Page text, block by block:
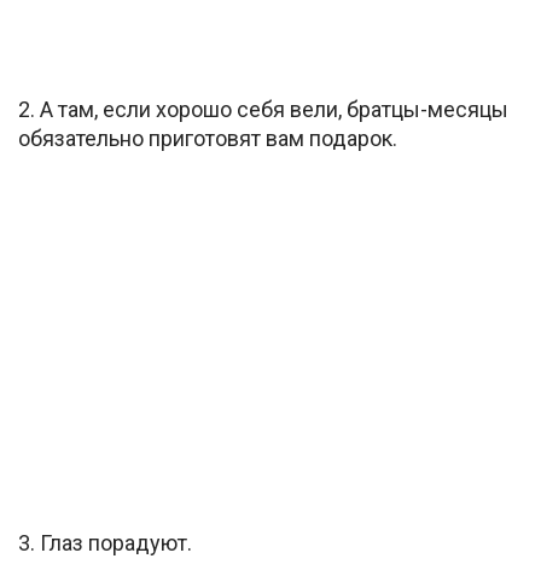
2. А там, если хорошо себя вели, братцы-месяцы
обязательно приготовят вам подарок.
3. Глаз порадуют.